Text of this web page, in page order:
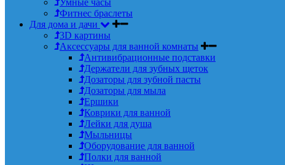
Фитнес браслеты
Для дома и дачи
3D картины
Аксессуары для ванной комнаты
Антивибрационные подставки
Держатели для зубных щеток
Дозаторы для зубной пасты
Дозаторы для мыла
Ершики
Коврики для ванной
Лейки для душа
Мыльницы
Оборудование для ванной
Полки для ванной